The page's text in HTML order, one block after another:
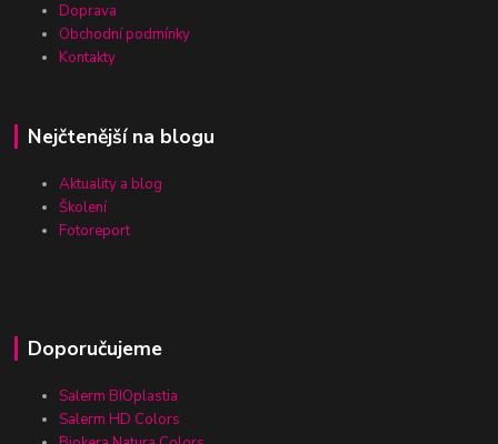
Doprava
Obchodní podmínky
Kontakty
Nejčtenější na blogu
Aktuality a blog
Školení
Fotoreport
Doporučujeme
Salerm BIOplastia
Salerm HD Colors